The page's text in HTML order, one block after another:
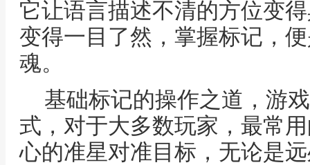
它让语言描述不清的方位变
变得一目了然，掌握标记，
魂。
基础标记的操作之道，游
式，对于大多数玩家，最常
心的准星对准目标，无论是